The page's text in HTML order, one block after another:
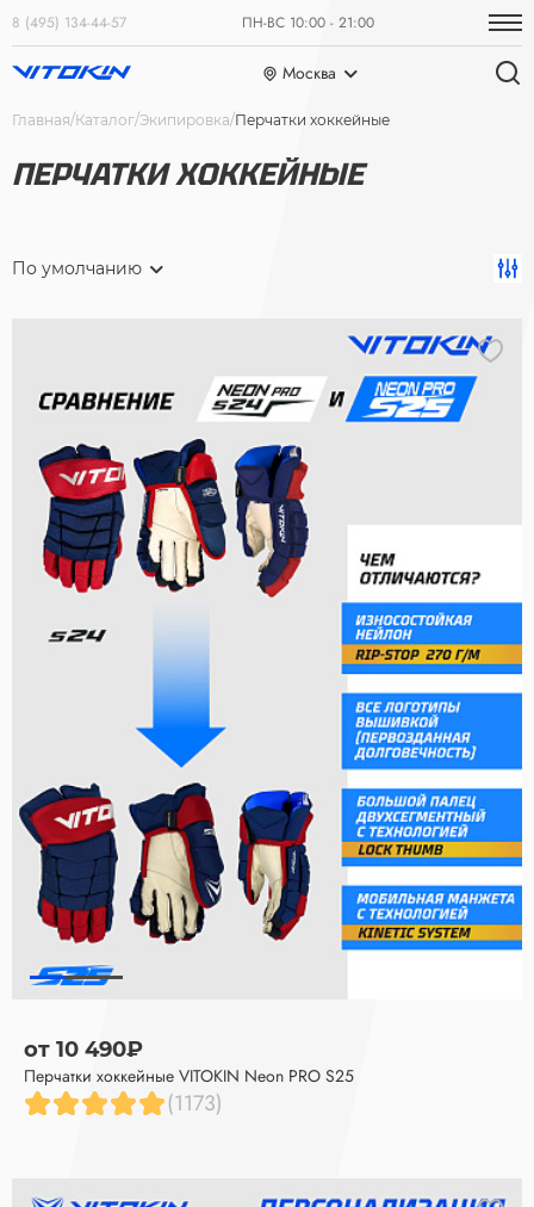
8 (495) 134-44-57 ПН-ВС 10:00 - 21:00
Москва
Главная Каталог Экипировка Перчатки хоккейные
ПЕРЧАТКИ ХОККЕЙНЫЕ
По умолчанию
от 10 490₽
Перчатки хоккейные VITOKIN Neon PRO S25
(1173)